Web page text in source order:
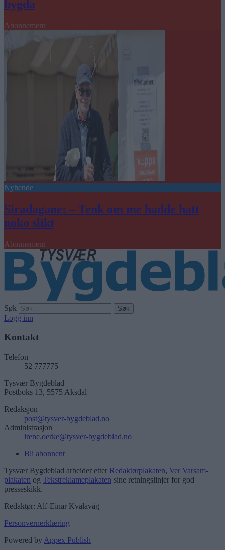
bygda
Abonnement
Nyhende
Siradagane: – Tenk om me hadde hatt
noko slikt
Abonnement
Søk
Logg inn
Kontakt
Telefon
52 777775
Tysvær Bygdeblad
Postboks 13, 5575 Aksdal
Redaksjon
post@tysver-bygdeblad.no
Administrasjon
irene.oerke@tysver-bygdeblad.no
Bli abonnent
Tysvær Bygdeblad arbeider etter Redaktørplakaten, Ver Varsam-
plakaten og Tekstreklameplakaten sine retningslinjer for god
presseskikk.
Redaktør: Alf-Einar Kvalavåg
Personvernerklæring
Powered by Appex Publish